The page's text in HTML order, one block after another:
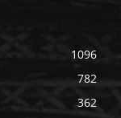
1096
782
362